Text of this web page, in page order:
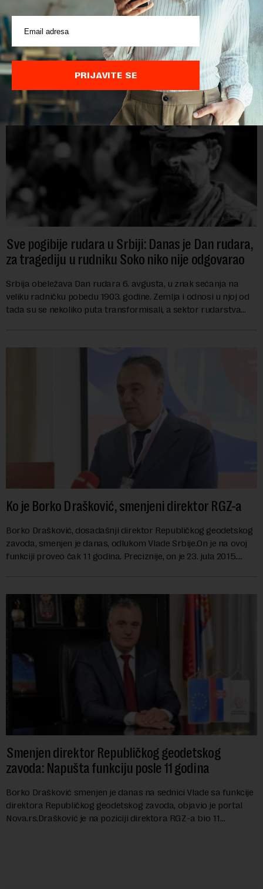
Papua Nova Gvineja jedna je od 141 međunarodne učesnice
koje su do sada potvrdile učešće na specijalizovanoj
međunarodnoj izložbi "Ekspu 2027" Beograd, gde će predstaviti
i kao državu sa najvećom jezičkom ra...
Sve pogibije rudara u Srbiji: Danas je Dan rudara,
za tragediju u rudniku Soko niko nije odgovarao
Srbija obeležava Dan rudara 6. avgusta, u znak sećanja na
veliku radničku pobedu 1903. godine. Zemlja i odnosi u njoj od
tada su se nekoliko puta transformisali, a sektor rudarstva
Ko je Borko Drašković, smenjeni direktor RGZ-a
Borko Drašković, dosadašnji direktor Republičkog geodetskog
zavoda, smenjen je danas, odlukom Vlade Srbije.On je na ovoj
funkciji proveo čak 11 godina. Preciznije, on je 23. jula 2015.
Smenjen direktor Republičkog geodetskog
zavoda: Napušta funkciju posle 11 godina
Borko Drašković smenjen je danas na sednici Vlade sa funkcije
direktora Republičkog geodetskog zavoda, objavio je portal
Nova.rs.Drašković je na poziciji direktora RGZ-a bio 11
PRIJAVITE SE